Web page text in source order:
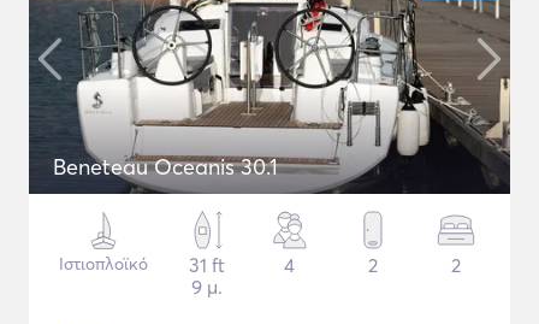
Beneteau Oceanis 30.1
Ιστιοπλοϊκό
31 ft
9 μ.
4 2 2